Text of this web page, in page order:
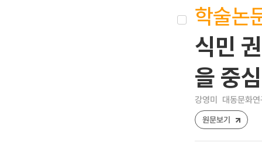
학술논
식민
을 중
강영미 대동문화
원문보기